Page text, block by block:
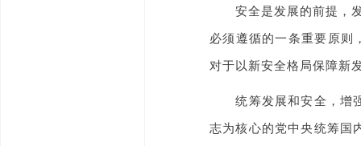
安全是发展的前提，
必须遵循的一条重要原则
对于以新安全格局保障新
统筹发展和安全，增强
志为核心的党中央统筹国